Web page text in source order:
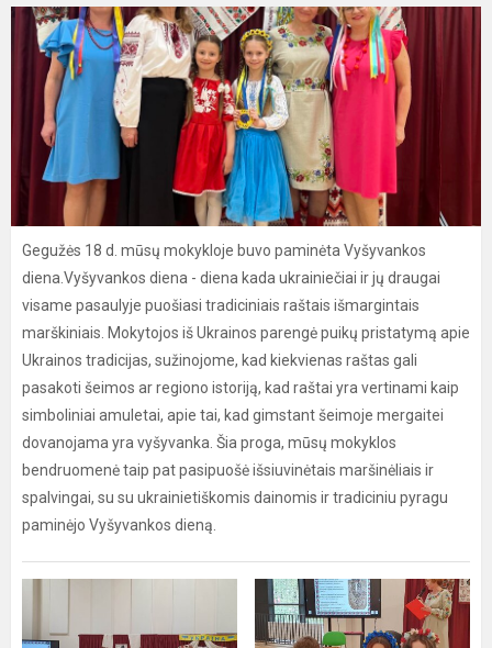
Gegužės 18 d. mūsų mokykloje buvo paminėta Vyšyvankos
diena.Vyšyvankos diena - diena kada ukrainiečiai ir jų draugai
visame pasaulyje puošiasi tradiciniais raštais išmargintais
marškiniais. Mokytojos iš Ukrainos parengė puikų pristatymą apie
Ukrainos tradicijas, sužinojome, kad kiekvienas raštas gali
pasakoti šeimos ar regiono istoriją, kad raštai yra vertinami kaip
simboliniai amuletai, apie tai, kad gimstant šeimoje mergaitei
dovanojama yra vyšyvanka. Šia proga, mūsų mokyklos
bendruomenė taip pat pasipuošė išsiuvinėtais maršinėliais ir
spalvingai, su su ukrainietiškomis dainomis ir tradiciniu pyragu
paminėjo Vyšyvankos dieną.